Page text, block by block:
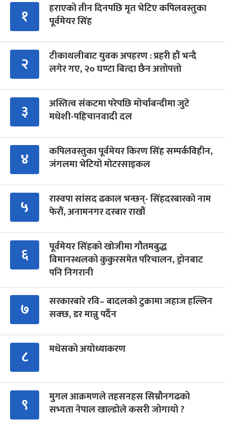
१
हराएको तीन दिनपछि मृत भेटिए कपिलवस्तुका
पूर्वमेयर सिंह
२
टीकाथलीबाट युवक अपहरण : प्रहरी हौं भन्दै
लगेर गए, २० घण्टा बित्दा छैन अत्तोपत्तो
३
अस्तित्व संकटमा परेपछि मोर्चाबन्दीमा जुटे
मधेशी-पहिचानवादी दल
४
कपिलवस्तुका पूर्वमेयर किरण सिंह सम्पर्कविहीन,
जंगलमा भेटियो मोटरसाइकल
५
रास्वपा सांसद ढकाल भन्छन्- सिंहदरबारको नाम
फेरौं, अनामनगर दरबार राखौं
६
पूर्वमेयर सिंहको खोजीमा गौतमबुद्ध
विमानस्थलको कुकुरसमेत परिचालन, ड्रोनबाट
पनि निगरानी
७
सरकारबारे रवि– बादलको टुक्रामा जहाज हल्लिन
सक्छ, डर मान्नु पर्दैन
८ मधेसको अयोध्याकरण
९
मुगल आक्रमणले तहसनहस सिम्रौनगढको
सभ्यता नेपाल खाल्डोले कसरी जोगायो ?